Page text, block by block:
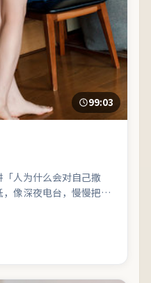
99:03
人为什么会对自己撒
像深夜电台，慢慢把听